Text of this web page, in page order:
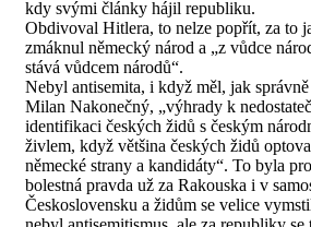
kdy svými články hájil republiku.
Obdivoval Hitlera, to nelze popřít, za to
zmáknul německý národ a „z vůdce
stává vůdcem národů“.
Nebyl antisemita, i když měl, jak správně
Milan Nakonečný, „výhrady k
identifikaci českých židů s českým
živlem, když většina českých židů
německé strany a kandidáty“. To byla
bolestná pravda už za Rakouska i v
Československu a židům se velice